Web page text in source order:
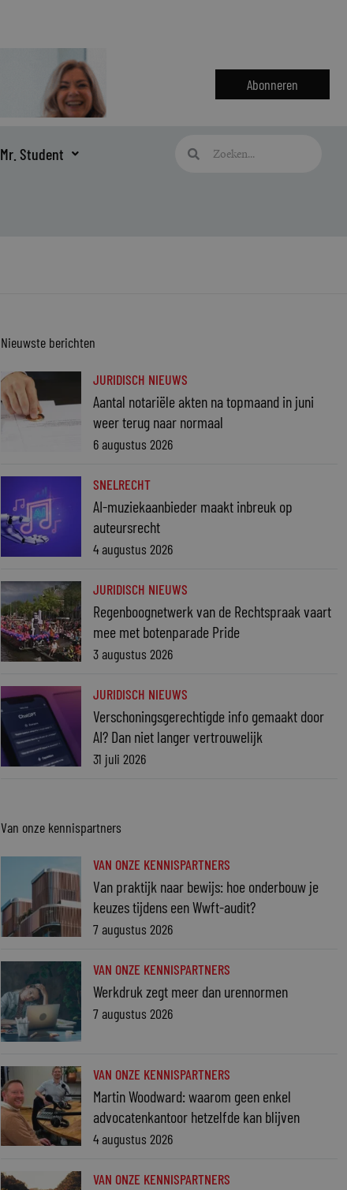
Abonneren
Mr. Student Zoeken
Nieuwste berichten
JURIDISCH NIEUWS
Aantal notariële akten na topmaand in juni
weer terug naar normaal
6 augustus 2026
SNELRECHT
AI-muziekaanbieder maakt inbreuk op
auteursrecht
4 augustus 2026
JURIDISCH NIEUWS
Regenboognetwerk van de Rechtspraak vaart
mee met botenparade Pride
3 augustus 2026
JURIDISCH NIEUWS
Verschoningsgerechtigde info gemaakt door
AI? Dan niet langer vertrouwelijk
31 juli 2026
Van onze kennispartners
VAN ONZE KENNISPARTNERS
Van praktijk naar bewijs: hoe onderbouw je
keuzes tijdens een Wwft-audit?
7 augustus 2026
VAN ONZE KENNISPARTNERS
Werkdruk zegt meer dan urennormen
7 augustus 2026
VAN ONZE KENNISPARTNERS
Martin Woodward: waarom geen enkel
advocatenkantoor hetzelfde kan blijven
4 augustus 2026
VAN ONZE KENNISPARTNERS